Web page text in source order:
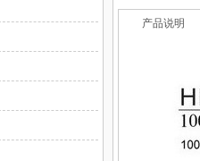
产品说明